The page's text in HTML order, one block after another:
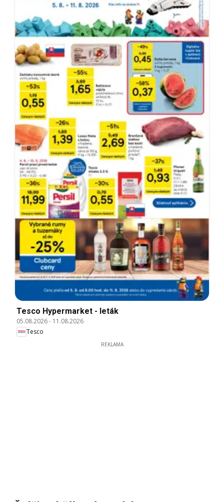
Tesco Hypermarket - leták
05.08.2026- 11.08.2026
Tesco
REKLAMA